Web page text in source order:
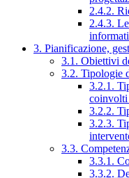
2.4.2.
2.4.3.
3. Pianificazione,
3.1. Obiettivi
3.2. Tipologie
3.2.1.
coinvolti
3.2.2.
3.2.3.
3.3.
3.3.1.
3.3.2.